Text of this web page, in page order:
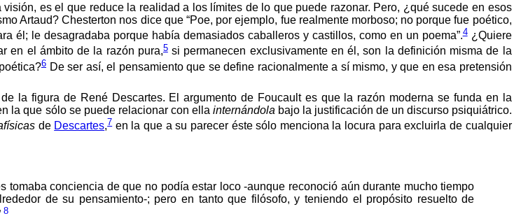
es el que reduce la realidad a los límites de lo que puede razonar. Pero, ¿qué sucede en esos
Artaud? Chesterton nos dice que “Poe, por ejemplo, fue realmente morboso; no porque fue poético,
él; le desagradaba porque había demasiados caballeros y castillos, como en un poema”.4¿Quiere
en el ámbito de la razón pura,5si permanecen exclusivamente en él, son la definición misma de la
6 De ser así, el pensamiento que se define racionalmente a sí mismo, y que en esa pretensión
la figura de René Descartes. El argumento de Foucault es que la razón moderna se funda en la
la que sólo se puede relacionar con ella internándola bajo la justificación de un discurso psiquiátrico.
de Descartes,7en la que a su parecer éste sólo menciona la locura para excluirla de cualquier
conciencia de que no podía estar loco -aunque reconoció aún durante mucho tiempo
de su pensamiento-; pero en tanto que filósofo, y teniendo el propósito resuelto de
8